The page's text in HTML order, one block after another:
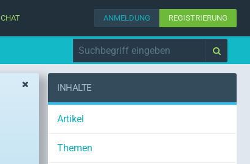
CHAT ANMELDUNG REGISTRIERUNG
INHALTE
Artikel
Themen